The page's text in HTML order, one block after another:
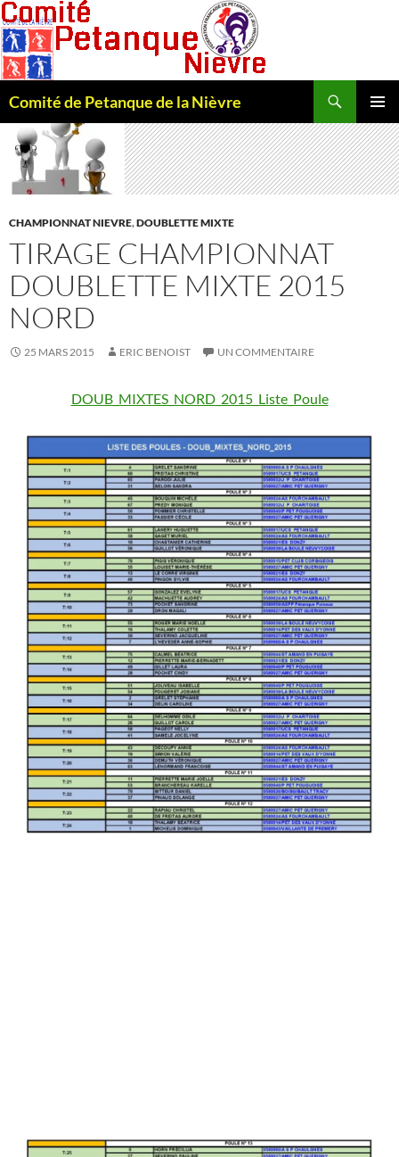
Comité de Petanque de la Nièvre
MENU
AU
CONTENU
CHAMPIONNAT NIEVRE,DOUBLETTE MIXTE
TIRAGE CHAMPIONNAT
DOUBLETTE MIXTE 2015
NORD
25 MARS 2015 ERIC BENOIST UN COMMENTAIRE
DOUB_MIXTES_NORD_2015_Liste_Poule